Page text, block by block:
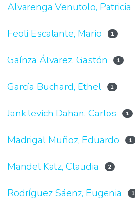
Alvarenga Venutolo, Patricia
Feoli Escalante, Mario 1
Gaínza Álvarez, Gastón 1
García Buchard, Ethel 1
Jankilevich Dahan, Carlos 1
Madrigal Muñoz, Eduardo 1
Mandel Katz, Claudia 2
Rodríguez Sáenz, Eugenia 1